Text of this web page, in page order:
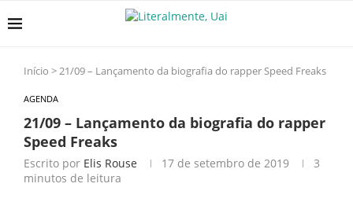
Início >21/09 – Lançamento da biografia do rapper Speed Freaks
AGENDA
21/09 – Lançamento da biografia do rapper
Speed Freaks
Escrito por Elis Rouse 17 de setembro de 2019
3
minutos de leitura